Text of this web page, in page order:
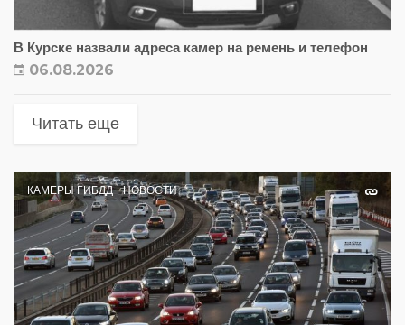
В Курске назвали адреса камер на ремень и телефон
06.08.2026
Читать еще
КАМЕРЫ ГИБДД НОВОСТИ